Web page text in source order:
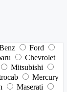
Ford
Chevrolet
Mitsubishi
Mercury
Maserati